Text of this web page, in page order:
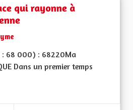
qui rayonne à
: 68 000) : 68220Ma
Dans un premier temps